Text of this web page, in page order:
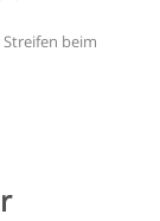
Streifen beim